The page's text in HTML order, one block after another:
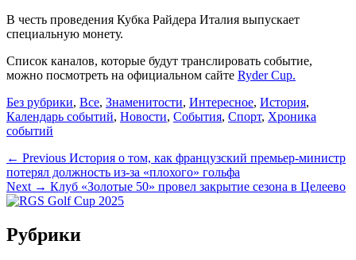
В честь проведения Кубка Райдера Италия выпускает
специальную монету.
Список каналов, которые будут транслировать событие,
можно посмотреть на официальном сайте Ryder Cup.
Categories
Без рубрики, Все, Знаменитости, Интересное, История,
Календарь событий, Новости, События, Спорт, Хроника
событий
Навигация
по
записям
← Previous Previous
post:
История о том, как французский премьер-министр
потерял должность из-за «плохого» гольфа
Next → Next
post:
Клуб «Золотые 50» провел закрытие сезона в Целеево
Рубрики